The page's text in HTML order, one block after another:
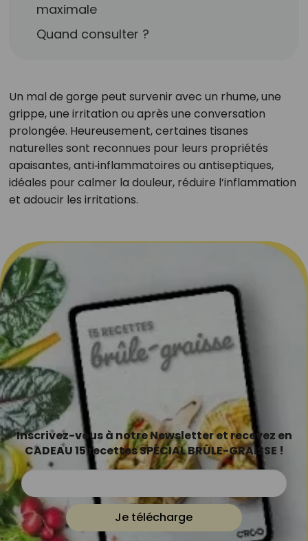
maximale
Quand consulter ?
Un mal de gorge peut survenir avec un rhume, une
grippe, une irritation ou après une conversation
prolongée. Heureusement, certaines tisanes
naturelles sont reconnues pour leurs propriétés
apaisantes, anti‑inflammatoires ou antiseptiques,
idéales pour calmer la douleur, réduire l’inflammation
et adoucir les irritations.
Inscrivez-vous à notre Newsletter et recevez en
CADEAU 15 recettes SPÉCIAL BRÛLE-GRAISSE !
Je télécharge